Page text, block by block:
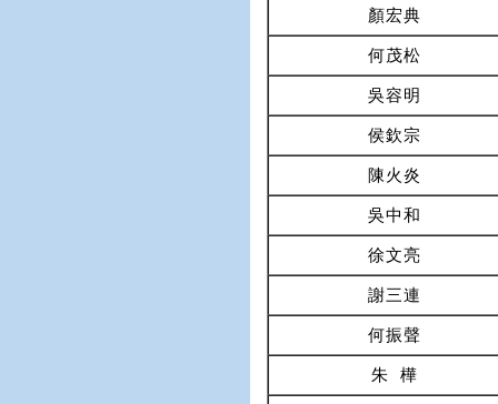
顏宏典
何茂松
吳容明
侯欽宗
陳火炎
吳中和
徐文亮
謝三連
何振聲
朱 樺